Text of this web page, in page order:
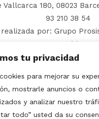
tu privacidad
para mejorar su
mostrarle anuncios o
y analizar nuestro
todo” usted da su
Vallcarca 180, 08023
93 210 38 54
realizada por: Grupo
Consulting
–
de
privacidad